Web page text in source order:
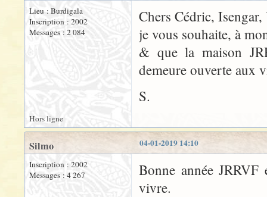
Lieu : Burdigala
Inscription : 2002
Messages : 2 084
Chers Cédric,
je vous souhaite, à
& que la maison
demeure ouverte aux
S.
Hors ligne
04-01-2019 14:10
Silmo
Inscription : 2002
Messages : 4 267
Bonne année
vivre.